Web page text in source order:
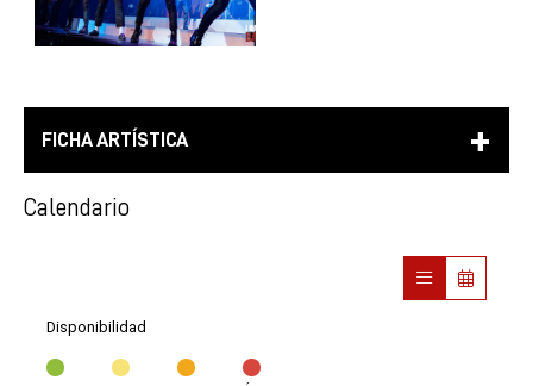
FICHA ARTÍSTICA
Calendario
Disponibilidad